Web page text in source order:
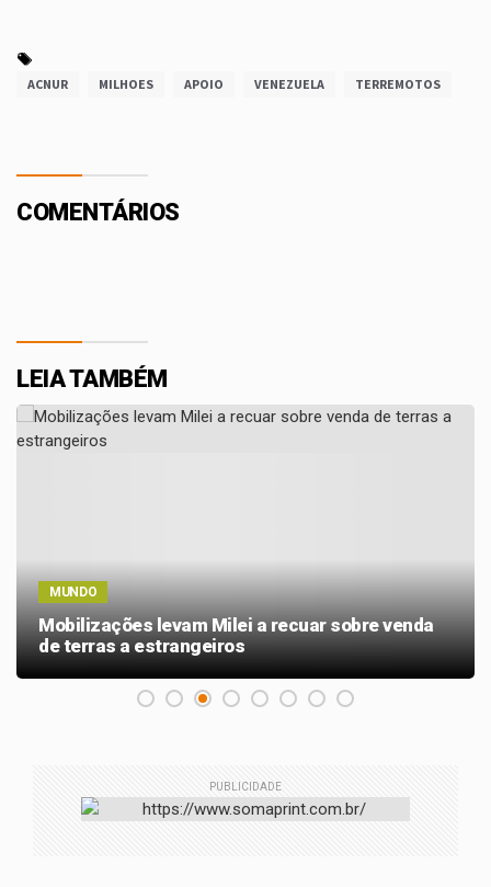
ACNUR MILHOES APOIO VENEZUELA TERREMOTOS
COMENTÁRIOS
LEIA TAMBÉM
MUNDO
Mobilizações levam Milei a recuar sobre venda
de terras a estrangeiros
PUBLICIDADE